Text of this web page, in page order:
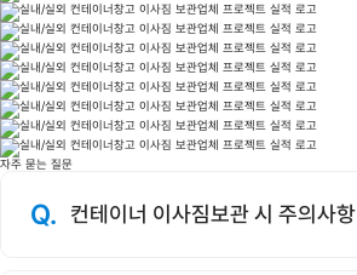
자주 묻는 질문
Q. 컨테이너 이사짐보관 시 주의사항